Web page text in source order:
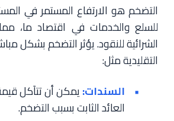
التضخم هو الارتفاع المستمر في
للسلع والخدمات في اقتصاد ما،
الشرائية للنقود. يؤثر التضخم بشكل
التقليدية مثل:
السندات:يمكن أن تتآكل
العائد الثابت بسبب التضخم.